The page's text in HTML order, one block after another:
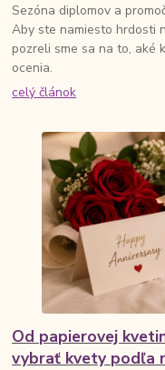
Sezóna diplomov a
Aby ste namiesto hrdosti
pozreli sme sa na to, aké
ocenia.
celý článok
Od papierovej
vybrať kvety podľa